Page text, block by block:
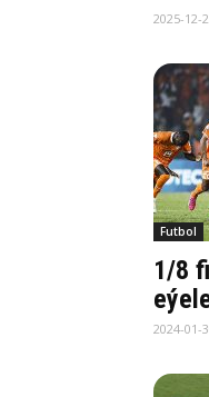
2025-12-
Futbol
1/8
2024-01-